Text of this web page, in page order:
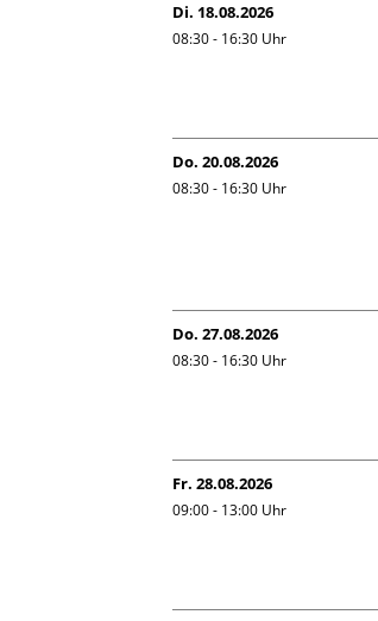
Di. 18.08.2026
08:30 - 16:30 Uhr
Do. 20.08.2026
08:30 - 16:30 Uhr
Do. 27.08.2026
08:30 - 16:30 Uhr
Fr. 28.08.2026
09:00 - 13:00 Uhr